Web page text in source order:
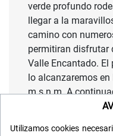
verde profundo
llegar a la
camino con
permitiran disfrutar
Valle Encantado.
lo alcanzaremos
m.s.n.m. A
Tin-Tin, antiguo
Utilizamos cookies